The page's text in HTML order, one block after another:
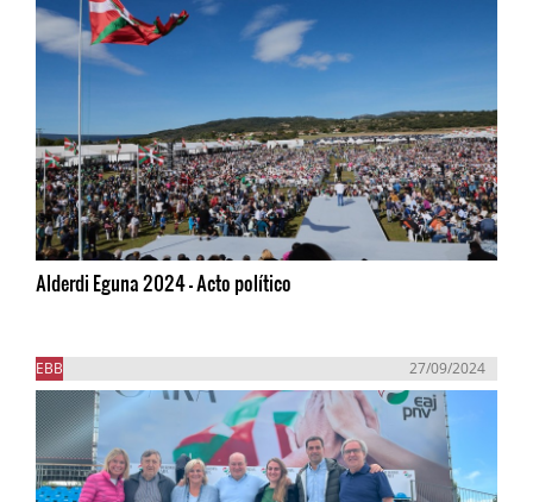
Alderdi Eguna 2024 - Acto político
EBB 27/09/2024